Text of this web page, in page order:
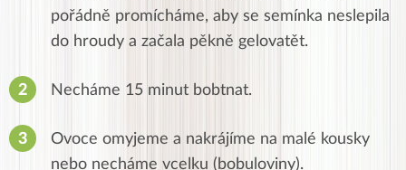
pořádně promícháme, aby se semínka neslepila
do hroudy a začala pěkně gelovatět.
Necháme 15 minut bobtnat.
Ovoce omyjeme a nakrájíme na malé kousky
nebo necháme vcelku (bobuloviny).